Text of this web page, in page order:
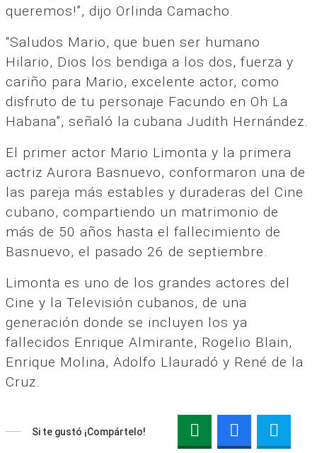
queremos!”, dijo Orlinda Camacho.
“Saludos Mario, que buen ser humano
Hilario, Dios los bendiga a los dos, fuerza y
cariño para Mario, excelente actor, como
disfruto de tu personaje Facundo en Oh La
Habana”, señaló la cubana Judith Hernández.
El primer actor Mario Limonta y la primera
actriz Aurora Basnuevo, conformaron una de
las pareja más estables y duraderas del Cine
cubano, compartiendo un matrimonio de
más de 50 años hasta el fallecimiento de
Basnuevo, el pasado 26 de septiembre.
Limonta es uno de los grandes actores del
Cine y la Televisión cubanos, de una
generación donde se incluyen los ya
fallecidos Enrique Almirante, Rogelio Blain,
Enrique Molina, Adolfo Llauradó y René de la
Cruz.
Si te gustó ¡Compártelo!